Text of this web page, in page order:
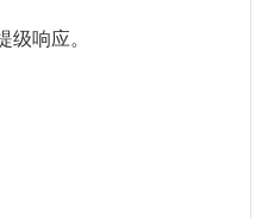
响应。